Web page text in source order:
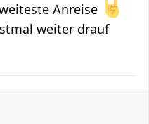
Anreise
weiter drauf